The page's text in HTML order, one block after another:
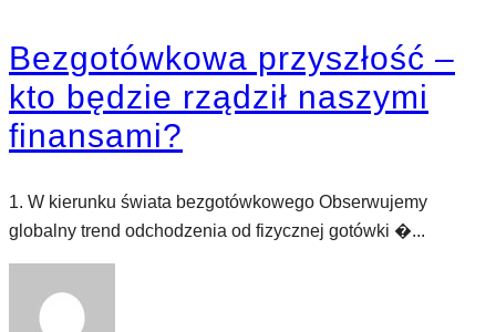
Bezgotówkowa przyszłość –
kto będzie rządził naszymi
finansami?
1. W kierunku świata bezgotówkowego Obserwujemy
globalny trend odchodzenia od fizycznej gotówki �...